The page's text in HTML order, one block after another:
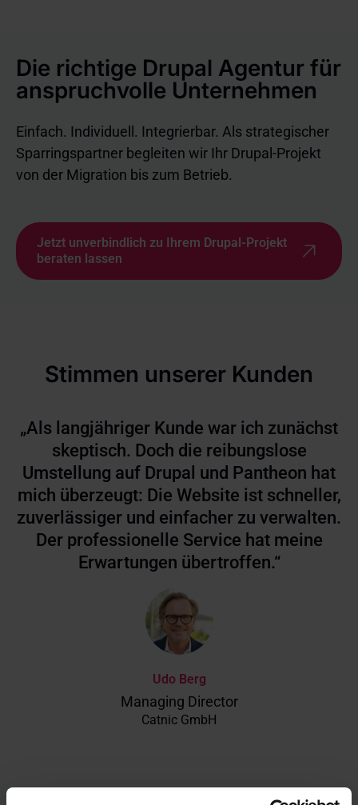
Die richtige Drupal Agentur für
anspruchvolle Unternehmen
Einfach. Individuell. Integrierbar. Als strategischer
Sparringspartner begleiten wir Ihr Drupal-Projekt
von der Migration bis zum Betrieb.
Jetzt unverbindlich zu Ihrem Drupal-Projekt
beraten lassen
Stimmen unserer Kunden
„Als langjähriger Kunde war ich zunächst
skeptisch. Doch die reibungslose
Umstellung auf Drupal und Pantheon hat
mich überzeugt: Die Website ist schneller,
zuverlässiger und einfacher zu verwalten.
Der professionelle Service hat meine
Erwartungen übertroffen.“
Udo Berg
Managing Director
Catnic GmbH